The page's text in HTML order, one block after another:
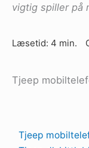
vigtig spiller på
Læsetid: 4 min.
Tjeep
Tjeep